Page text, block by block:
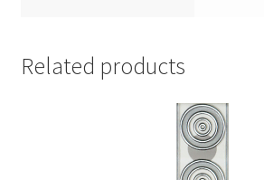
Related products